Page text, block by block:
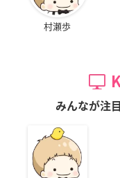
村瀬歩
みんなが注